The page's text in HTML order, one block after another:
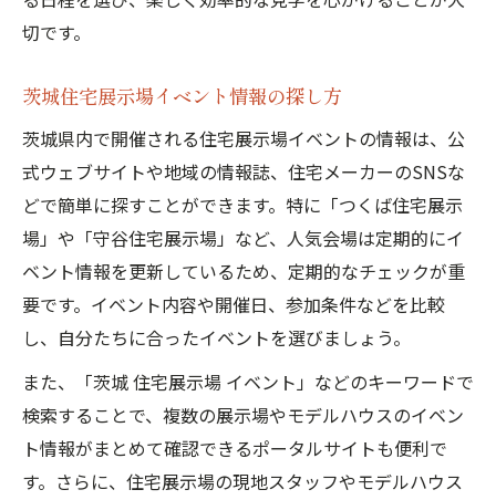
切です。
茨城住宅展示場イベント情報の探し方
茨城県内で開催される住宅展示場イベントの情報は、公
式ウェブサイトや地域の情報誌、住宅メーカーのSNSな
どで簡単に探すことができます。特に「つくば住宅展示
場」や「守谷住宅展示場」など、人気会場は定期的にイ
ベント情報を更新しているため、定期的なチェックが重
要です。イベント内容や開催日、参加条件などを比較
し、自分たちに合ったイベントを選びましょう。
また、「茨城 住宅展示場 イベント」などのキーワードで
検索することで、複数の展示場やモデルハウスのイベン
ト情報がまとめて確認できるポータルサイトも便利で
す。さらに、住宅展示場の現地スタッフやモデルハウス